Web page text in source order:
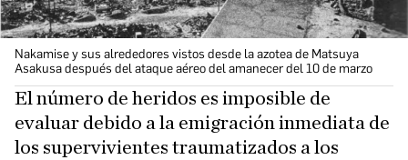
Nakamise y sus alrededores vistos desde la azotea de Matsuya
Asakusa después del ataque aéreo del amanecer del 10 de marzo
El número de heridos es imposible de
evaluar debido a la emigración inmediata de
los supervivientes traumatizados a los